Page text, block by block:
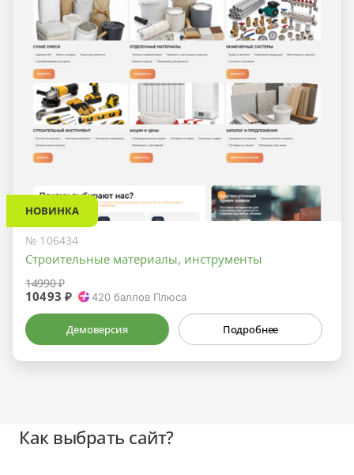
НОВИНКА
№ 106434
Строительные материалы, инструменты
14990 ₽
10493 ₽ 420 баллов Плюса
Демоверсия Подробнее
Как выбрать сайт?